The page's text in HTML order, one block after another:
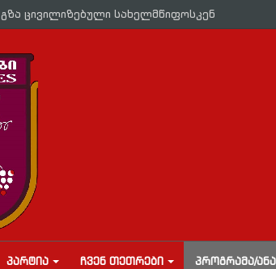
გზა ცივილიზებული სახელმწიფოსკენ
ᲞᲐᲠᲢᲘᲐ ᲩᲕᲔᲜ ᲗᲔᲗᲠᲔᲑᲘ ᲞᲠᲝᲒᲠᲐᲛᲐ/